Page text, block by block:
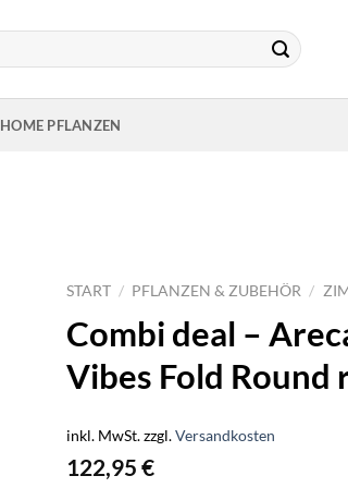
HOME PFLANZEN
START / PFLANZEN & ZUBEHÖR /
Combi deal –
Vibes Fold Round
inkl. MwSt.zzgl.Versandkosten
122,95€